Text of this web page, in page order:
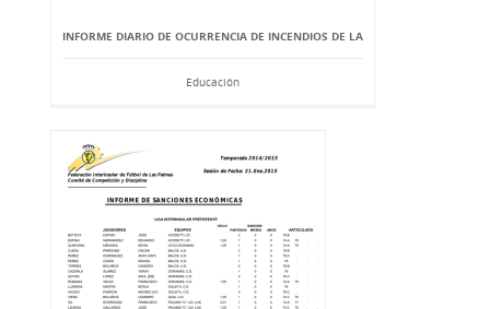
INFORME DIARIO DE OCURRENCIA DE INCENDIOS DE LA
Educación